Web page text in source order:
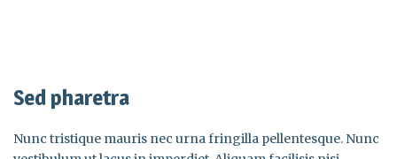
Sed pharetra
Nunc tristique mauris nec urna fringilla pellentesque. Nunc